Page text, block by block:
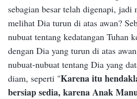
sebagian besar telah digenapi, jadi
melihat Dia turun di atas awan?
nubuat tentang kedatangan Tuhan
dengan Dia yang turun di atas
nubuat-nubuat tentang Dia yang
diam, seperti "Karena itu
bersiap sedia, karena Anak